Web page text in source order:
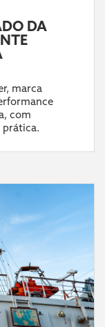
DA
marca
com
prática.